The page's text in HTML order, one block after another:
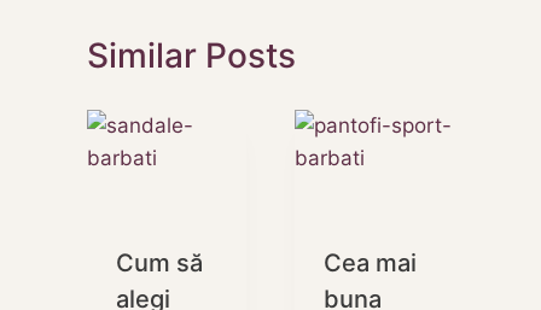
Similar Posts
Cum să
alegi
Cea mai
buna